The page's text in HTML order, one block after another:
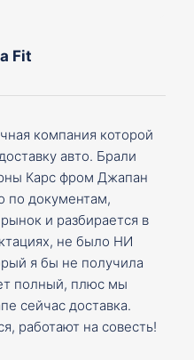
Fit
компания которой
авто. Брали
Карс фром Джапан
по документам,
и разбирается в
не было НИ
я бы не получила
полный, плюс мы
сейчас доставка.
работают на совесть!